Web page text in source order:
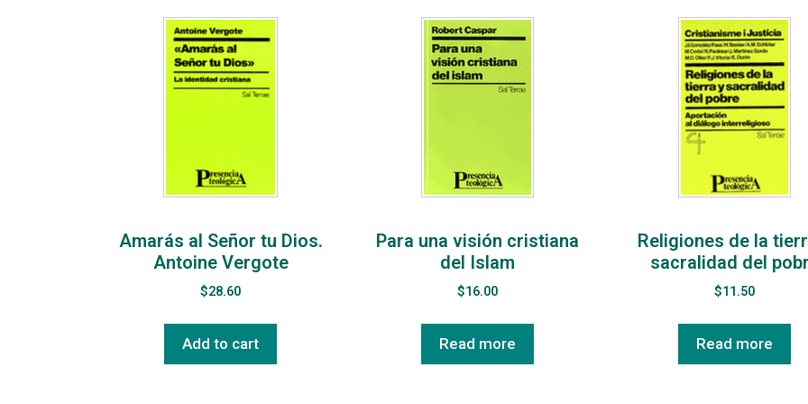
Amarás al Señor tu Dios.
Antoine Vergote
$28.60
Add to cart
Para una visión cristiana
del Islam
$16.00
Read more
Religiones de la
sacralidad del
$11.50
Read more